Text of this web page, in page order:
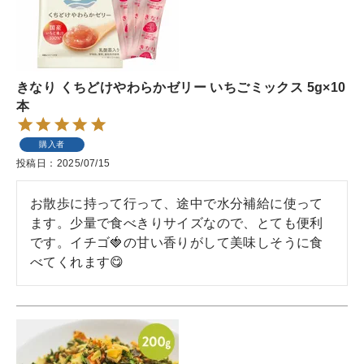
きなり くちどけやわらかゼリー いちごミックス 5g×10
本
購入者
投稿日 2025/07/15
お散歩に持って行って、途中で水分補給に使って
ます。少量で食べきりサイズなので、とても便利
です。イチゴ🍓の甘い香りがして美味しそうに食
べてくれます😋